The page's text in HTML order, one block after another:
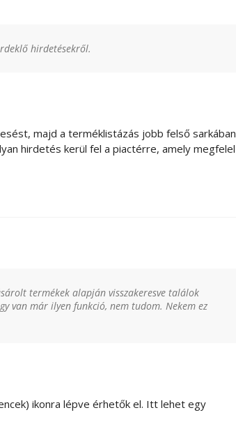
hirdetésekről.
majd a terméklistázás jobb felső sarkában
hirdetés kerül fel a piactérre, amely megfelel
termékek alapján visszakeresve találok
van már ilyen funkció, nem tudom. Nekem ez
ikonra lépve érhetők el. Itt lehet egy